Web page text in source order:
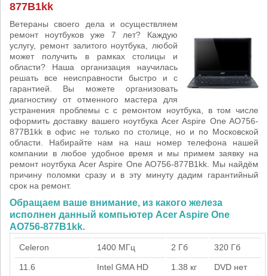
877B1kk
Ветераны своего дела и осуществляем
ремонт ноутбуков уже 7 лет? Каждую
услугу, ремонт залитого ноутбука, любой
может получить в рамках столицы и
области? Наша организация научилась
решать все неисправности быстро и с
гарантией. Вы можете организовать
диагностику от отменного мастера для
устранения проблемы с с ремонтом ноутбука, в том числе
оформить доставку вашего ноутбука Acer Aspire One AO756-
877B1kk в офис не только по столице, но и по Московской
области. Набирайте нам на наш номер телефона нашей
компании в любое удобное время и мы примем заявку на
ремонт ноутбука Acer Aspire One AO756-877B1kk. Мы найдём
причину поломки сразу и в эту минуту дадим гарантийный
срок на ремонт.
Обращаем ваше внимание, из какого железа
исполнен данный компьютер Acer Aspire One
AO756-877B1kk.
Celeron 1400 МГц 2 Гб 320 Гб
11.6 Intel GMA HD 1.38 кг DVD нет